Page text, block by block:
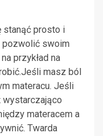
stanąć prosto i
pozwolić swoim
przykład na
masz ból
materacu. Jeśli
wystarczająco
materacem a
Twarda